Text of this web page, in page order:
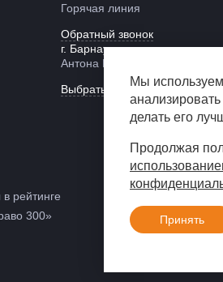
Горячая линия
Обратный звонок
г. Барнаул,
Антона Петрова, 219А
Выбрать другой город?
рейтинге
300»
Мы
делать его
Продолжая
Принять